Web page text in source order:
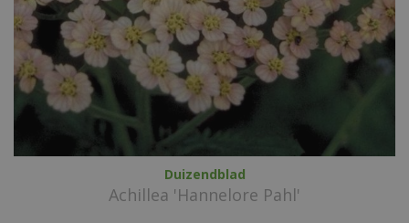
Duizendblad
Achillea 'Hannelore Pahl'